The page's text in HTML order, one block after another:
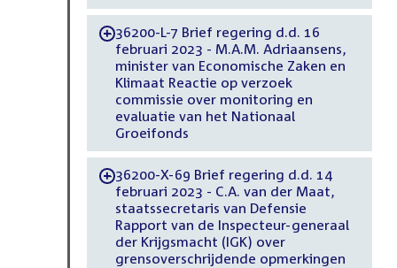
-36200-L-7 Brief regering d.d. 16
februari 2023 - M.A.M. Adriaansens,
minister van Economische Zaken en
Klimaat Reactie op verzoek
commissie over monitoring en
evaluatie van het Nationaal
Groeifonds
-36200-X-69 Brief regering d.d. 14
februari 2023 - C.A. van der Maat,
staatssecretaris van Defensie
Rapport van de Inspecteur-generaal
der Krijgsmacht (IGK) over
grensoverschrijdende opmerkingen